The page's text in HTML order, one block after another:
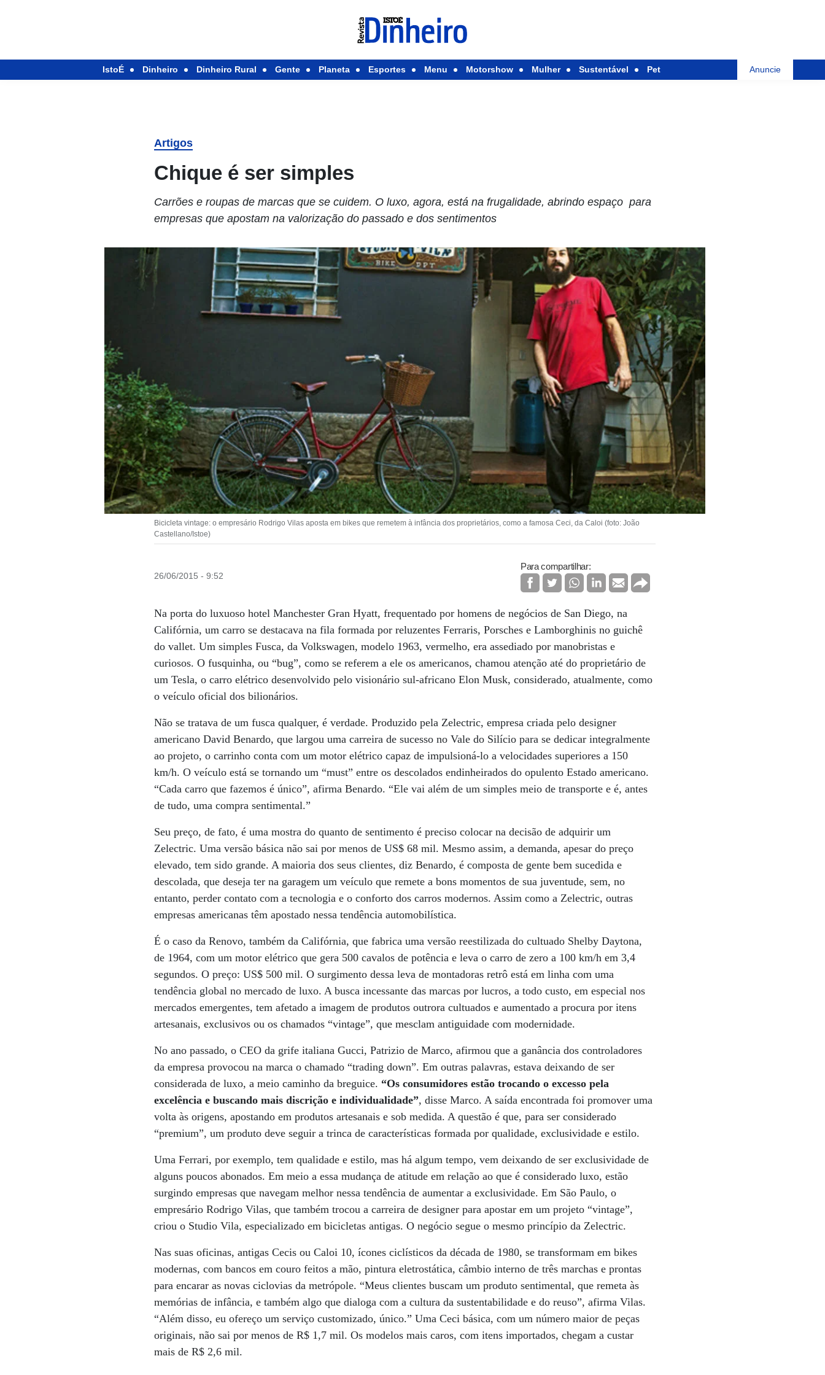
IstoÉ Dinheiro Dinheiro Rural Gente Planeta Esportes Menu Motorshow Mulher Sustentável Pet Anuncie
Artigos
Chique é ser simples
Carrões e roupas de marcas que se cuidem. O luxo, agora, está na frugalidade, abrindo espaço para
empresas que apostam na valorização do passado e dos sentimentos
Bicicleta vintage: o empresário Rodrigo Vilas aposta em bikes que remetem à infância dos proprietários, como a famosa Ceci, da Caloi (foto: João
Castellano/Istoe)
26/06/2015 - 9:52
Para compartilhar:
Na porta do luxuoso hotel Manchester Gran Hyatt, frequentado por homens de negócios de San Diego, na
Califórnia, um carro se destacava na fila formada por reluzentes Ferraris, Porsches e Lamborghinis no guichê
do vallet. Um simples Fusca, da Volkswagen, modelo 1963, vermelho, era assediado por manobristas e
curiosos. O fusquinha, ou “bug”, como se referem a ele os americanos, chamou atenção até do proprietário de
um Tesla, o carro elétrico desenvolvido pelo visionário sul-africano Elon Musk, considerado, atualmente, como
o veículo oficial dos bilionários.
Não se tratava de um fusca qualquer, é verdade. Produzido pela Zelectric, empresa criada pelo designer
americano David Benardo, que largou uma carreira de sucesso no Vale do Silício para se dedicar integralmente
ao projeto, o carrinho conta com um motor elétrico capaz de impulsioná-lo a velocidades superiores a 150
km/h. O veículo está se tornando um “must” entre os descolados endinheirados do opulento Estado americano.
“Cada carro que fazemos é único”, afirma Benardo. “Ele vai além de um simples meio de transporte e é, antes
de tudo, uma compra sentimental.”
Seu preço, de fato, é uma mostra do quanto de sentimento é preciso colocar na decisão de adquirir um
Zelectric. Uma versão básica não sai por menos de US$ 68 mil. Mesmo assim, a demanda, apesar do preço
elevado, tem sido grande. A maioria dos seus clientes, diz Benardo, é composta de gente bem sucedida e
descolada, que deseja ter na garagem um veículo que remete a bons momentos de sua juventude, sem, no
entanto, perder contato com a tecnologia e o conforto dos carros modernos. Assim como a Zelectric, outras
empresas americanas têm apostado nessa tendência automobilística.
É o caso da Renovo, também da Califórnia, que fabrica uma versão reestilizada do cultuado Shelby Daytona,
de 1964, com um motor elétrico que gera 500 cavalos de potência e leva o carro de zero a 100 km/h em 3,4
segundos. O preço: US$ 500 mil. O surgimento dessa leva de montadoras retrô está em linha com uma
tendência global no mercado de luxo. A busca incessante das marcas por lucros, a todo custo, em especial nos
mercados emergentes, tem afetado a imagem de produtos outrora cultuados e aumentado a procura por itens
artesanais, exclusivos ou os chamados “vintage”, que mesclam antiguidade com modernidade.
No ano passado, o CEO da grife italiana Gucci, Patrizio de Marco, afirmou que a ganância dos controladores
da empresa provocou na marca o chamado “trading down”. Em outras palavras, estava deixando de ser
considerada de luxo, a meio caminho da breguice. “Os consumidores estão trocando o excesso pela
excelência e buscando mais discrição e individualidade”, disse Marco. A saída encontrada foi promover uma
volta às origens, apostando em produtos artesanais e sob medida. A questão é que, para ser considerado
“premium”, um produto deve seguir a trinca de características formada por qualidade, exclusividade e estilo.
Uma Ferrari, por exemplo, tem qualidade e estilo, mas há algum tempo, vem deixando de ser exclusividade de
alguns poucos abonados. Em meio a essa mudança de atitude em relação ao que é considerado luxo, estão
surgindo empresas que navegam melhor nessa tendência de aumentar a exclusividade. Em São Paulo, o
empresário Rodrigo Vilas, que também trocou a carreira de designer para apostar em um projeto “vintage”,
criou o Studio Vila, especializado em bicicletas antigas. O negócio segue o mesmo princípio da Zelectric.
Nas suas oficinas, antigas Cecis ou Caloi 10, ícones ciclísticos da década de 1980, se transformam em bikes
modernas, com bancos em couro feitos a mão, pintura eletrostática, câmbio interno de três marchas e prontas
para encarar as novas ciclovias da metrópole. “Meus clientes buscam um produto sentimental, que remeta às
memórias de infância, e também algo que dialoga com a cultura da sustentabilidade e do reuso”, afirma Vilas.
“Além disso, eu ofereço um serviço customizado, único.” Uma Ceci básica, com um número maior de peças
originais, não sai por menos de R$ 1,7 mil. Os modelos mais caros, com itens importados, chegam a custar
mais de R$ 2,6 mil.